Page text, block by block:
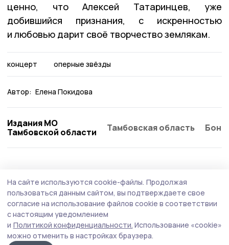
ценно, что Алексей Татаринцев, уже
добившийся признания, с искренностью
и любовью дарит своё творчество землякам.
концерт оперные звёзды
Автор: Елена Покидова
Издания МО
Тамбовской области
Тамбовская область
На сайте используются cookie-файлы. Продолжая
пользоваться данным сайтом, вы подтверждаете свое
согласие на использование файлов cookie в соответствии
с настоящим уведомлением
и Политикой конфиденциальности. Использование «cookie»
можно отменить в настройках браузера.